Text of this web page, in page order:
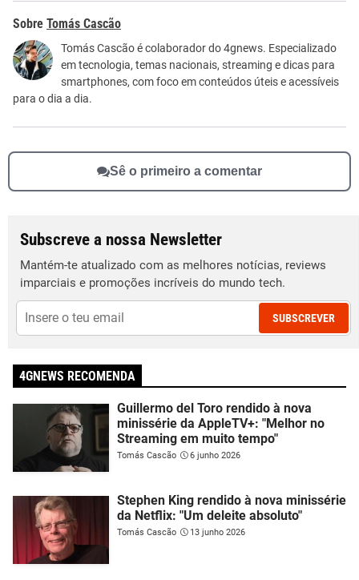
Este conteúdo contém informação incorreta
Este conteúdo não tem a informação que procuro
Outro
Tomás Cascão
Tomás Cascão é colaborador do 4gnews. Especializado
em tecnologia, temas nacionais, streaming e dicas para
smartphones, com foco em conteúdos úteis e acessíveis
para o dia a dia.
Sê o primeiro a comentar
Subscreve a nossa Newsletter
Mantém-te atualizado com as melhores notícias, reviews
imparciais e promoções incríveis do mundo tech.
SUBSCREVER
4GNEWS RECOMENDA
Guillermo del Toro rendido à nova
minissérie da AppleTV+: "Melhor no
Streaming em muito tempo"
Tomás Cascão 6 junho 2026
Stephen King rendido à nova minissérie
da Netflix: "Um deleite absoluto"
Tomás Cascão 13 junho 2026